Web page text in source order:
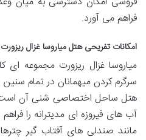
فراهم می آورد.
امکانات تفریحی هتل میاروسا غزال ریزورت
میاروسا غزال ریزورت مجموعه ای
سرگرم کردن میهمانان در تمام
هتل ساحل اختصاصی شنی آن است
آب های فیروزه ای مدیترانه را
مانند صندلی های آفتاب گیر